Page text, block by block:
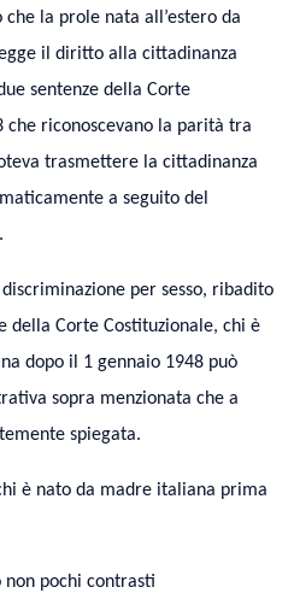
la prole nata all’estero da
il diritto alla cittadinanza
sentenze della Corte
che riconoscevano la parità tra
trasmettere la cittadinanza
a seguito del
per sesso, ribadito
della Corte Costituzionale, chi è
dopo il 1 gennaio 1948 può
sopra menzionata che a
spiegata.
è nato da madre italiana prima
non pochi contrasti